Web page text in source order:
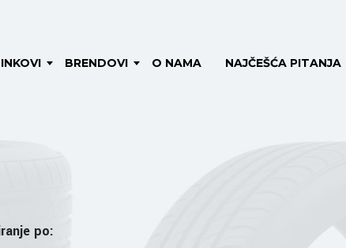
BRENDOVI O NAMA NAJČEŠĆA PITANJA
po: